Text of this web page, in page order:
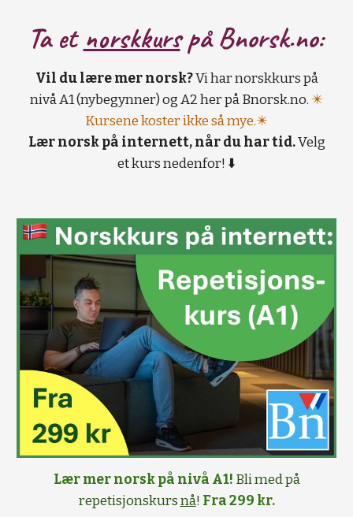
Ta et norskkurspå Bnorsk.no:
Vil du lære mer norsk?Vi har norskkurs på
nivå A1 (nybegynner) og A2 her på Bnorsk.no. ✴️
Kursene koster ikke så mye.✴️
Lær norsk på internett, når du har tid.Velg
et kurs nedenfor! ⬇️
Lær mer norsk på nivå A1! Bli med på
repetisjonskursnå! Fra 299 kr.